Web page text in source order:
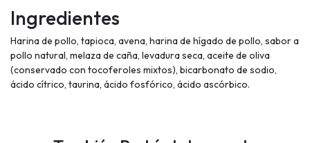
Ingredientes
Harina de pollo, tapioca, avena, harina de hígado de pollo, sabor a
pollo natural, melaza de caña, levadura seca, aceite de oliva
(conservado con tocoferoles mixtos), bicarbonato de sodio,
ácido cítrico, taurina, ácido fosfórico, ácido ascórbico.